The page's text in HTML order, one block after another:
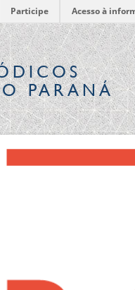
Participe Acesso à
PARANÁ